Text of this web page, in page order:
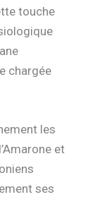
touche
chargée
les
et
ses